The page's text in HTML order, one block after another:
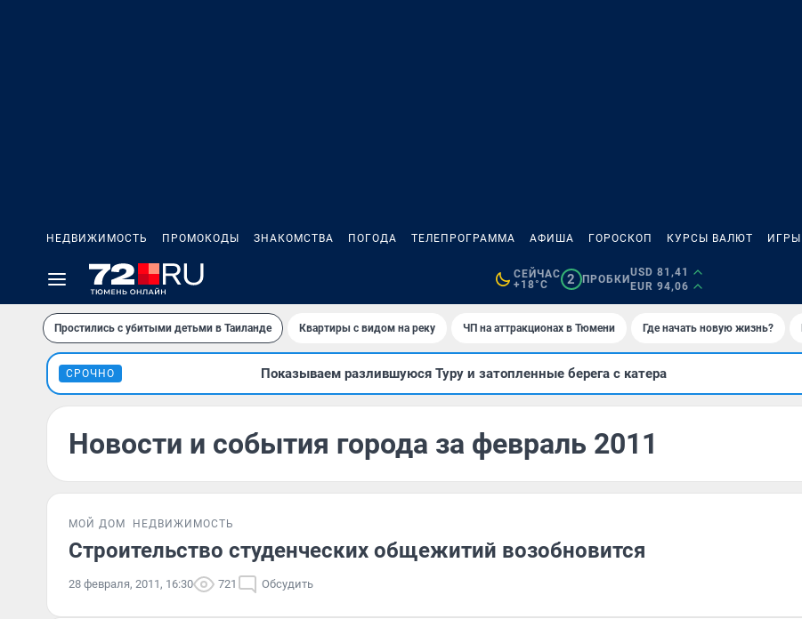
НЕДВИЖИМОСТЬ ПРОМОКОДЫ ЗНАКОМСТВА ПОГОДА ТЕЛЕПРОГРАММА АФИША ГОРОСКОП КУРСЫ ВАЛЮТ ИГРЫ
СЕЙЧАС
+18°C
2 ПРОБКИ
USD 81,41
EUR 94,06
Простились с убитыми детьми в Таиланде Квартиры с видом на реку ЧП на аттракционах в Тюмени Где начать новую жизнь?
СРОЧНО Показываем разлившуюся Туру и затопленные берега с катера
Новости и события города за февраль 2011
МОЙ ДОМ НЕДВИЖИМОСТЬ
Строительство студенческих общежитий возобновится
28 февраля, 2011, 16:30 721 Обсудить